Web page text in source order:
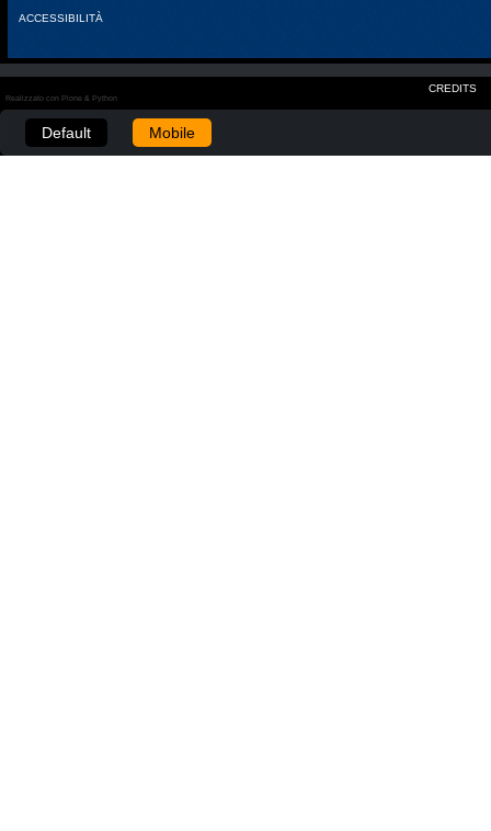
ACCESSIBILITÀ
CREDITS
Realizzato con Plone & Python
Default Mobile